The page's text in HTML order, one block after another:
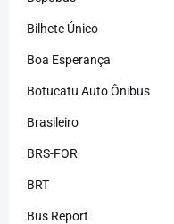
Bilhete Único
Boa Esperança
Botucatu Auto Ônibus
Brasileiro
BRS-FOR
BRT
Bus Report